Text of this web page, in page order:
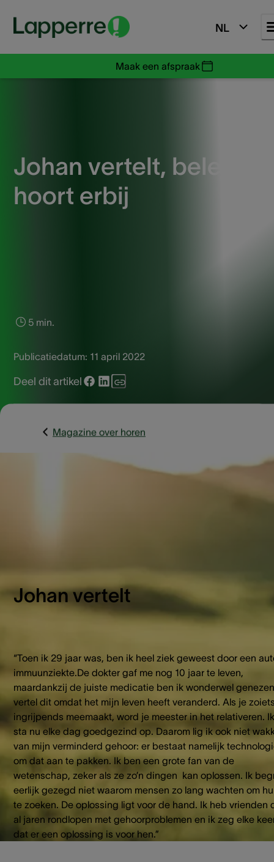
NL
Maak een afspraak
Johan vertelt, beleeft,
hoort erbij
5 min.
Publicatiedatum: 11 april 2022
Deel dit artikel
Magazine over horen
Johan Lowijck is een actief in het vrijwilligersleven in
Johan vertelt
“Toen ik 29 jaar was, ben ik heel ziek geweest door een
immuunziekte.De dokter gaf me nog 10 jaar te leven,
maardankzij de juiste medicatie ben ik wonderwel
vertel dit omdat het mijn leven heeft veranderd. Als je
ingrijpends meemaakt, word je meester in het relativeren. Ik
sta nu elke dag goedgezind op. Daarom lig ik ook niet
van mijn verminderd gehoor: er bestaat namelijk
om dat aan te pakken. Ik ben een grote fan van de
wetenschap, zeker als ze zo’n dingen kan oplossen. Ik
eerlijk gezegd niet waarom mensen zo lang wachten om
te zoeken. De oplossing ligt voor de hand. Ik heb vrienden
al jaren rondlopen met gehoorproblemen en ik zeg elke
dat er een oplossing is voor hen.”